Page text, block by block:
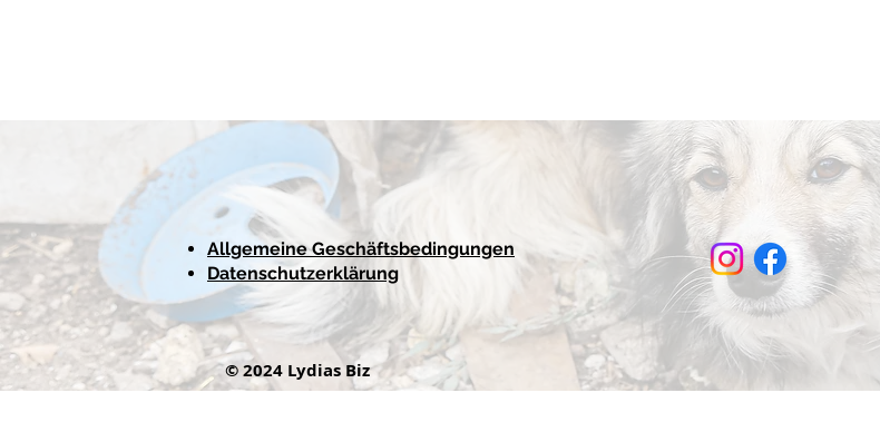
Allgemeine Geschäftsbedingungen
Datenschutzerklärung
© 2024 Lydias Biz